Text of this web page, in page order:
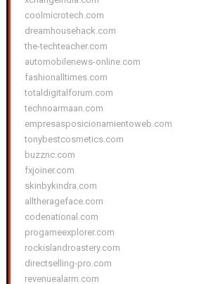
coolmicrotech.com
dreamhousehack.com
the-techteacher.com
automobilenews-online.com
fashionalltimes.com
totaldigitalforum.com
technoarmaan.com
empresasposicionamientoweb.com
tonybestcosmetics.com
buzznc.com
fxjoiner.com
skinbykindra.com
alltherageface.com
codenational.com
progameexplorer.com
rockislandroastery.com
directselling-pro.com
revenuealarm.com